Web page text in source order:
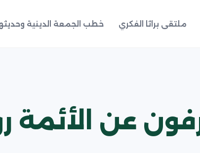
ملتقى براثا الفكري خطب الجمعة الدينية
عن